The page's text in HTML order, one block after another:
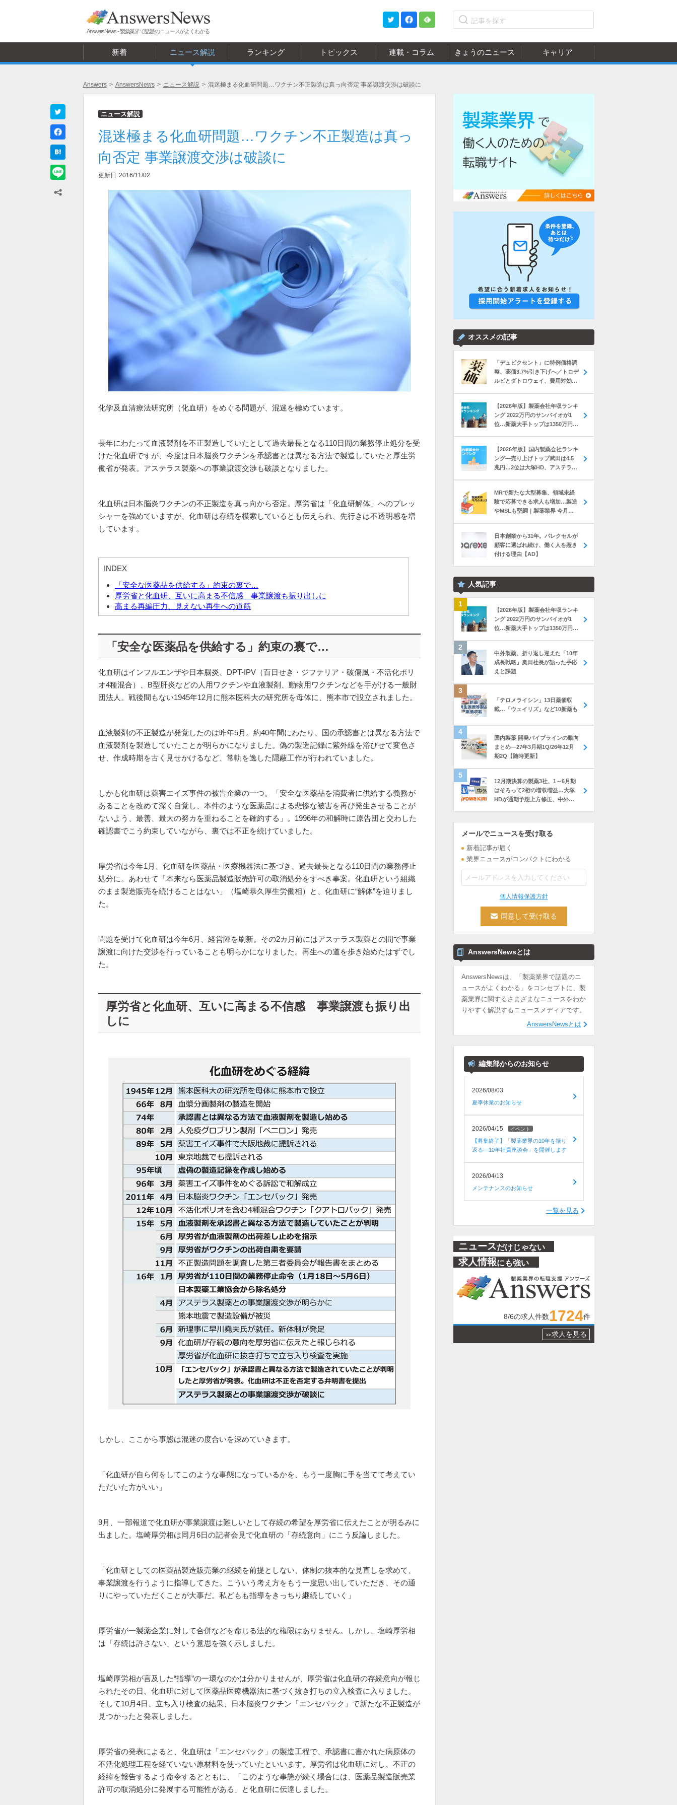
AnswersNews - 製薬業界で話題のニュースがよくわかる
新着 ニュース解説 ランキング トピックス 連載・コラム きょうのニュース キャリア
Answers > AnswersNews > ニュース解説 > 混迷極まる化血研問題…ワクチン不正製造は真っ向否定 事業譲渡交渉は破談に
ニュース解説
混迷極まる化血研問題…ワクチン不正製造は真っ
向否定 事業譲渡交渉は破談に
更新日 2016/11/02
化学及血清療法研究所（化血研）をめぐる問題が、混迷を極めています。
長年にわたって血液製剤を不正製造していたとして過去最長となる110日間の業務停止処分を受
けた化血研ですが、今度は日本脳炎ワクチンを承認書とは異なる方法で製造していたと厚生労
働省が発表。アステラス製薬への事業譲渡交渉も破談となりました。
化血研は日本脳炎ワクチンの不正製造を真っ向から否定。厚労省は「化血研解体」へのプレッ
シャーを強めていますが、化血研は存続を模索しているとも伝えられ、先行きは不透明感を増
しています。
INDEX
「安全な医薬品を供給する」約束の裏で…
厚労省と化血研、互いに高まる不信感 事業譲渡も振り出しに
高まる再編圧力、見えない再生への道筋
「安全な医薬品を供給する」約束の裏で…
化血研はインフルエンザや日本脳炎、DPT-IPV（百日せき・ジフテリア・破傷風・不活化ポリ
オ4種混合）、B型肝炎などの人用ワクチンや血液製剤、動物用ワクチンなどを手がける一般財
団法人。戦後間もない1945年12月に熊本医科大の研究所を母体に、熊本市で設立されました。
血液製剤の不正製造が発覚したのは昨年5月。約40年間にわたり、国の承認書とは異なる方法で
血液製剤を製造していたことが明らかになりました。偽の製造記録に紫外線を浴びせて変色さ
せ、作成時期を古く見せかけるなど、常軌を逸した隠蔽工作が行われていました。
しかも化血研は薬害エイズ事件の被告企業の一つ。「安全な医薬品を消費者に供給する義務が
あることを改めて深く自覚し、本件のような医薬品による悲惨な被害を再び発生させることが
ないよう、最善、最大の努カを重ねることを確約する」。1996年の和解時に原告団と交わした
確認書でこう約束していながら、裏では不正を続けていました。
厚労省は今年1月、化血研を医薬品・医療機器法に基づき、過去最長となる110日間の業務停止
処分に。あわせて「本来なら医薬品製造販売許可の取消処分をすべき事案。化血研という組織
のまま製造販売を続けることはない」（塩崎恭久厚生労働相）と、化血研に“解体”を迫りまし
た。
問題を受けて化血研は今年6月、経営陣を刷新。その2カ月前にはアステラス製薬との間で事業
譲渡に向けた交渉を行っていることも明らかになりました。再生への道を歩き始めたはずでし
た。
厚労省と化血研、互いに高まる不信感 事業譲渡も振り出
しに
しかし、ここから事態は混迷の度合いを深めていきます。
「化血研が自ら何をしてこのような事態になっているかを、もう一度胸に手を当てて考えてい
ただいた方がいい」
9月、一部報道で化血研が事業譲渡は難しいとして存続の希望を厚労省に伝えたことが明るみに
出ました。塩崎厚労相は同月6日の記者会見で化血研の「存続意向」にこう反論しました。
「化血研としての医薬品製造販売業の継続を前提としない、体制の抜本的な見直しを求めて、
事業譲渡を行うように指導してきた。こういう考え方をもう一度思い出していただき、その通
りにやっていただくことが大事だ。私どもも指導をきっちり継続していく」
厚労省が一製薬企業に対して合併などを命じる法的な権限はありません。しかし、塩崎厚労相
は「存続は許さない」という意思を強く示しました。
塩崎厚労相が言及した“指導”の一環なのかは分かりませんが、厚労省は化血研の存続意向が報じ
られたその日、化血研に対して医薬品医療機器法に基づく抜き打ちの立入検査に入りました。
そして10月4日、立ち入り検査の結果、日本脳炎ワクチン「エンセバック」で新たな不正製造が
見つかったと発表しました。
厚労省の発表によると、化血研は「エンセバック」の製造工程で、承認書に書かれた病原体の
不活化処理工程を経ていない原材料を使っていたといいます。厚労省は化血研に対し、不正の
経緯を報告するよう命令するとともに、「このような事態が続く場合には、医薬品製造販売業
許可の取消処分に発展する可能性がある」と化血研に伝達しました。
オススメの記事
「デュピクセント」に特例価格調
整、薬価3.7%引き下げへ／トロデ
ルビとダトロウェイ、費用対効果
（2026年8月5日）
【2026年版】製薬会社年収ランキ
ング 2022万円のサンバイオが1
位…新薬大手トップは1350万円の
【2026年版】国内製薬会社ランキ
ング―売り上げトップ武田は4.5
兆円…2位は大塚HD、アステラス
MRで新たな大型募集、領域未経
験で応募できる求人も増加…製造
やMSLも堅調｜製薬業界 今月の
日本創業から31年。パレクセルが
顧客に選ばれ続け、働く人を惹き
付ける理由【AD】
人気記事
【2026年版】製薬会社年収ランキ
ング 2022万円のサンバイオが1
位…新薬大手トップは1350万円の
中外製薬、折り返し迎えた「10年
成長戦略」奥田社長が語った手応
えと課題
「テロメライシン」13日薬価収
載…「ウェイリズ」など10新薬も
国内製薬 開発パイプラインの動向
まとめ―27年3月期1Q/26年12月
期2Q【随時更新】
12月期決算の製薬3社、1～6月期
はそろって2桁の増収増益…大塚
HDが通期予想上方修正、中外も
メールでニュースを受け取る
新着記事が届く
業界ニュースがコンパクトにわかる
個人情報保護方針
AnswersNewsとは
AnswersNewsは、「製薬業界で話題のニ
ュースがよくわかる」をコンセプトに、製
薬業界に関するさまざまなニュースをわか
りやすく解説するニュースメディアです。
AnswersNewsとは
編集部からのお知らせ
2026/08/03
夏季休業のお知らせ
2026/04/15 イベント
【募集終了】「製薬業界の10年を振り
返る―10年社員座談会」を開催します
2026/04/13
メンテナンスのお知らせ
一覧を見る
ニュースだけじゃない
求人情報にも強い
8/6の求人件数1724件
>> 求人を見る